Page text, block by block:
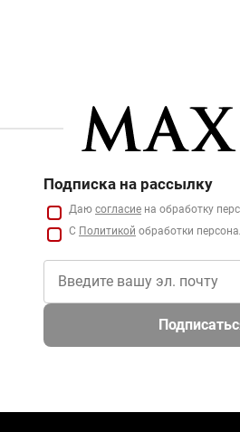
Подписка на рассылку
Даю согласие на обработку
С Политикой обработки